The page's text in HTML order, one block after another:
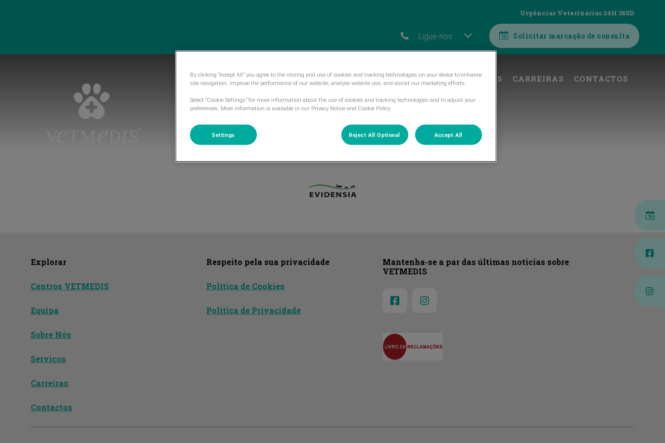
Urgências Veterinárias 24H 365D
Ligue-nos Solicitar marcação de consulta
Homepage do VetMedis
CENTROS VETMEDIS EQUIPA SOBRE NÓS SERVIÇOS CARREIRAS CONTACTOS
Explorar
Centros VETMEDIS
Equipa
Sobre Nós
Serviços
Carreiras
Contactos
Respeito pela sua privacidade
Política de Cookies
Política de Privacidade
Mantenha-se a par das últimas notícias sobre
VETMEDIS
By clicking “Accept All” you agree to the storing and use of cookies and tracking technologies on your device to enhance
site navigation, improve the performance of our website, analyse website use, and assist our marketing efforts.
Select “Cookie Settings” for more information about the use of cookies and tracking technologies and to adjust your
preferences. More information is available in our Privacy Notice and Cookie Policy.
Settings Reject All Optional Accept All